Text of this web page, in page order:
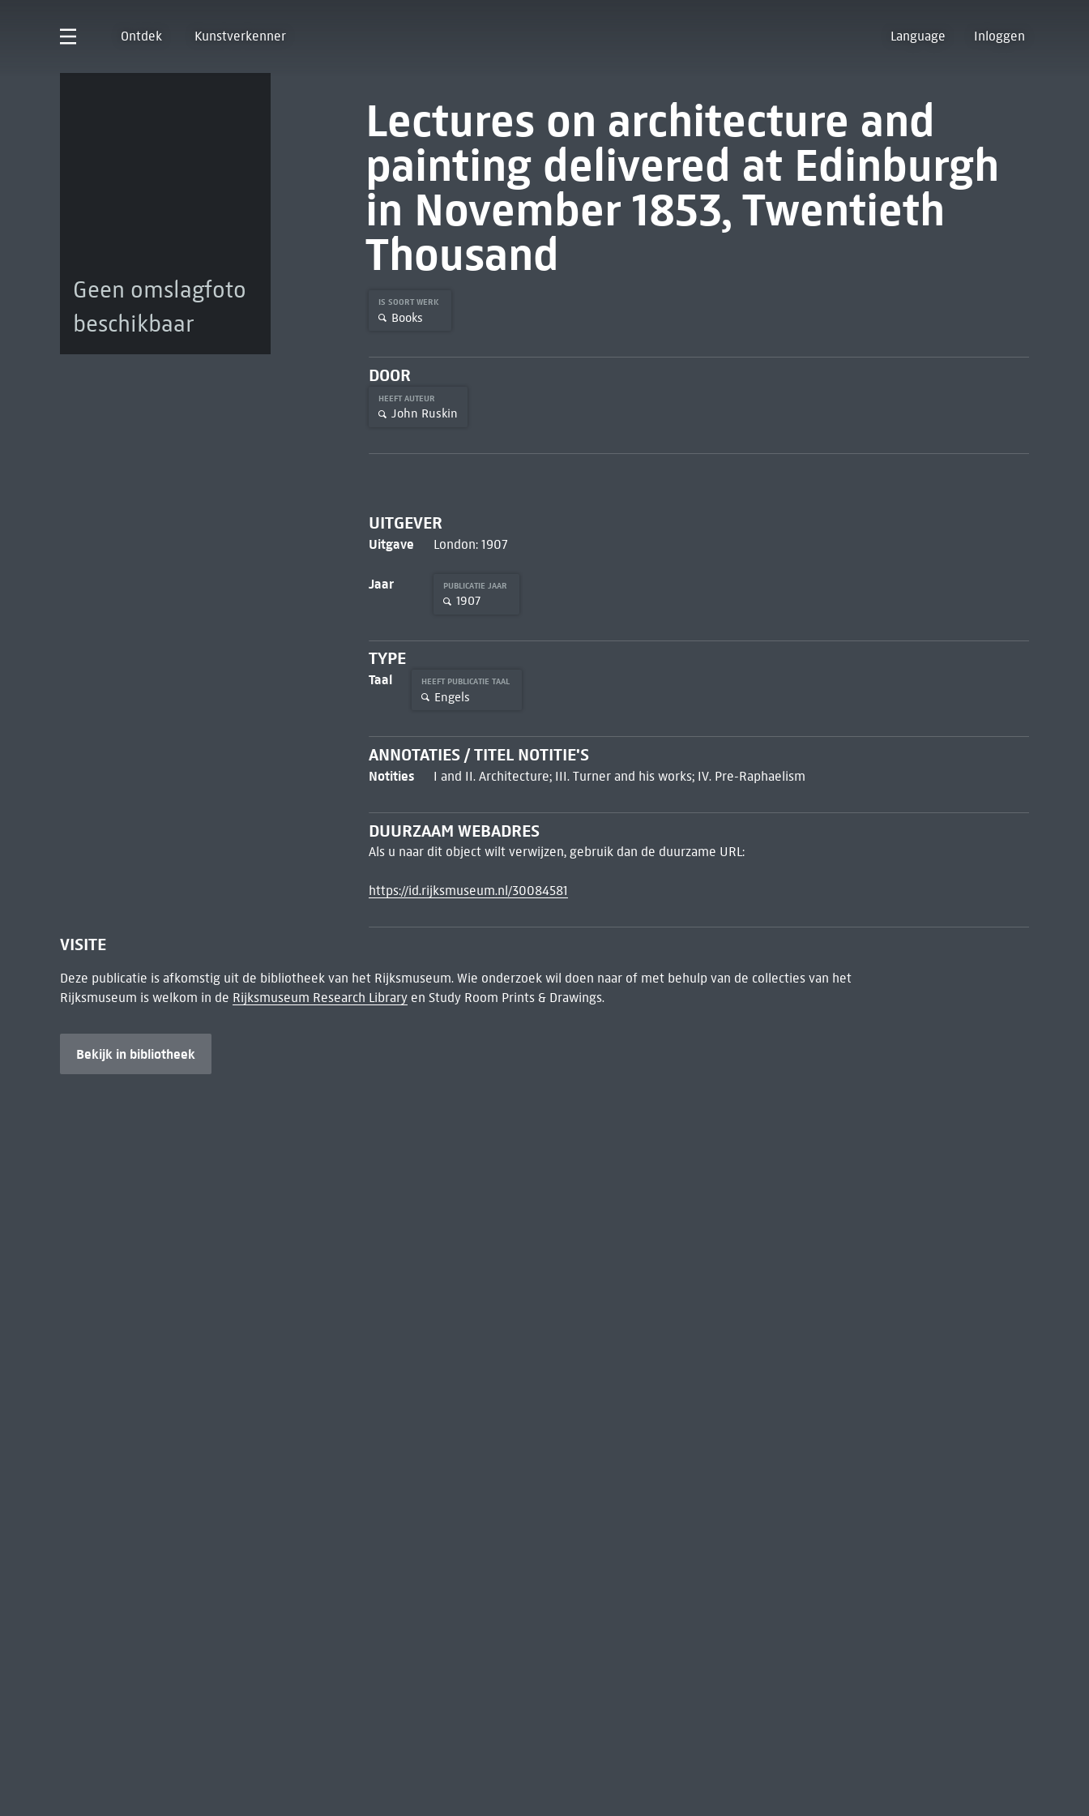
Ontdek Kunstverkenner Language Inloggen
Geen omslagfoto
beschikbaar
Lectures on architecture and
painting delivered at Edinburgh
in November 1853, Twentieth
Thousand
IS SOORT WERK
Books
DOOR
HEEFT AUTEUR
John Ruskin
UITGEVER
Uitgave London: 1907
Jaar PUBLICATIE JAAR
1907
TYPE
Taal HEEFT PUBLICATIE TAAL
Engels
ANNOTATIES / TITEL NOTITIE'S
Notities I and II. Architecture; III. Turner and his works; IV. Pre-Raphaelism
DUURZAAM WEBADRES
Als u naar dit object wilt verwijzen, gebruik dan de duurzame URL:
https://id.rijksmuseum.nl/30084581
VISITE
Deze publicatie is afkomstig uit de bibliotheek van het Rijksmuseum. Wie onderzoek wil doen naar of met behulp van de collecties van het
Rijksmuseum is welkom in de Rijksmuseum Research Libraryen Study Room Prints & Drawings.
Bekijk in bibliotheek